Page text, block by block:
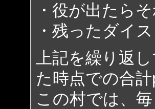
・役が出たら
・残ったダイ
上記を繰り返
た時点での合
この村では、